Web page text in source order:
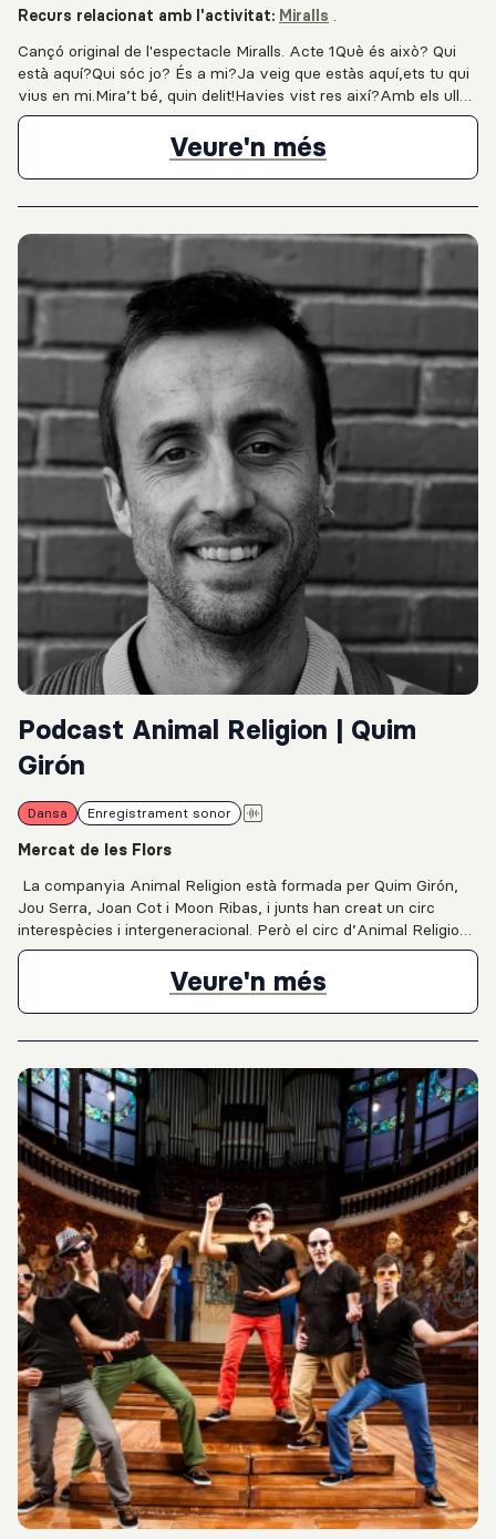
Recurs relacionat amb l'activitat: Miralls .
Cançó original de l'espectacle Miralls. Acte 1Què és això? Qui
està aquí?Qui sóc jo? És a mi?Ja veig que estàs aquí,ets tu qui
vius en mi.Mira’t bé, quin delit!Havies vist res així?Amb els ulls
clavats en mija puc dir “Sóc aquí”.Acte 2Veig passar per
davantreflexos que m’estan cridant.I tots em volen dirvols venir
a jugar amb mi?Més enllà del mirall el meu reflex perd detall.Et
veig travessarel marc fins al meu costat. Als miralls veig cares
de tots colors,colors.I el reflex ens fa conèixe’ns millor. Acte 3Al
d’estelsdamunt d’un terra ferm.Als miralls veig cares de tots
colors,colors.I el reflex ens fa conèixe’ns millor,millor. Als miralls
veig cares de tots colors,colors.I el reflex ens fa conèixe’ns
millor. Acte 4Tots reunits sota el Solastorats de tant goig.Volem
ser i compartir,fer junts aquest camí.Als miralls veig cares de
tots colors,colors.I el reflex ens fa conèixe’ns millor,millor. Als
miralls veig cares de tots colors,colors.I el reflex ens fa
conèixe’ns millor.Composició: © Miquel Gené i Enric
Peinado. Intèrprets: Eulàlia Fantova (mezzosoprano), Marcel·lí
Bayer (saxo) i Santi Careta (guitarra).
Veure'n més
Podcast Animal Religion | Quim
Girón
Dansa Enregistrament sonor
Mercat de les Flors
La companyia Animal Religion està formada per Quim Girón,
Jou Serra, Joan Cot i Moon Ribas, i junts han creat un circ
interespècies i intergeneracional. Però el circ d’Animal Religion
no té carpa ni animals, sinó que ve carregat d’una humanitat
molt bèstia que filtra més enllà de l’espai escènic. Quim Girón,
en aquesta entrevista feta pocs dies després de ser pare per
segona vegada, explica com en les peces d’Animal Religion els
més petits són creadors més que espectadors, i que ajuden als
Veure'n més